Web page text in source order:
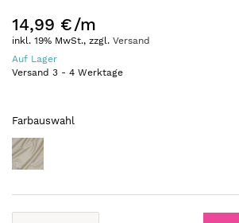
14,99 €/m
inkl. 19% MwSt., zzgl. Versand
Auf Lager
Versand 3 - 4 Werktage
Farbauswahl